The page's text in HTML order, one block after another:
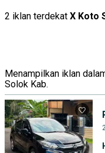
2 iklan terdekat X Koto
Menampilkan iklan
Solok Kab.